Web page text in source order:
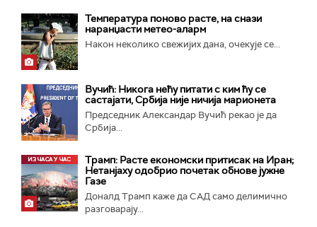
Температура поново расте, на снази
наранџасти метео-аларм
Након неколико свежијих дана, очекује се...
Вучић: Никога нећу питати с ким ћу се
састајати, Србија није ничија марионета
Председник Александар Вучић рекао је да
Србија...
Трамп: Расте економски притисак на Иран;
Нетанјаху одобрио почетак обнове јужне
Газе
Доналд Трамп каже да САД само делимично
разговарају...